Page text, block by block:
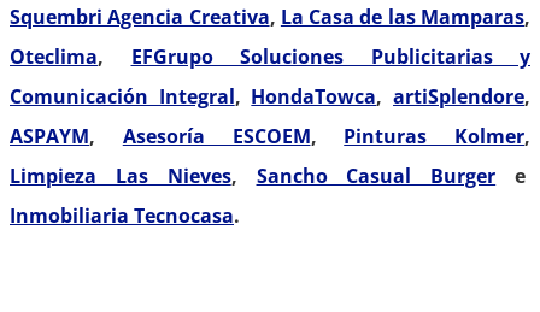
Squembri Agencia Creativa, La Casa de las Mamparas,
Oteclima, EFGrupo Soluciones Publicitarias y
Comunicación Integral, HondaTowca,artiSplendore,
ASPAYM, Asesoría ESCOEM, Pinturas Kolmer,
Limpieza Las Nieves, Sancho Casual Burger e
Inmobiliaria Tecnocasa.